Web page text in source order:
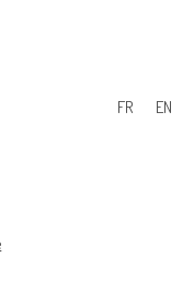
FR EN